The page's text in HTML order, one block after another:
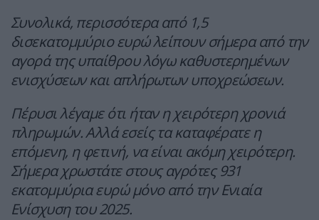
Συνολικά, περισσότερα από 1,5
δισεκατομμύριο ευρώ λείπουν σήμερα από την
αγορά της υπαίθρου λόγω καθυστερημένων
ενισχύσεων και απλήρωτων υποχρεώσεων.
Πέρυσι λέγαμε ότι ήταν η χειρότερη χρονιά
πληρωμών. Αλλά εσείς τα καταφέρατε η
επόμενη, η φετινή, να είναι ακόμη χειρότερη.
Σήμερα χρωστάτε στους αγρότες 931
εκατομμύρια ευρώ μόνο από την Ενιαία
Ενίσχυση του 2025.